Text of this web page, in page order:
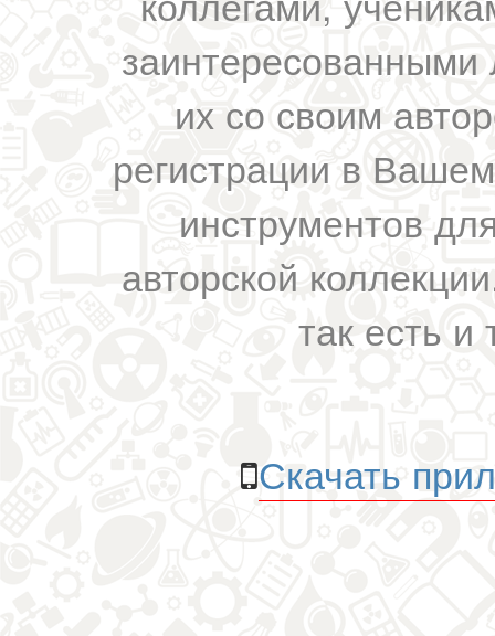
их со своим
регистрации в
инструментов
авторской
так есть и
Скачать